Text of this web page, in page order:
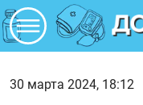
30 марта 2024, 18:12